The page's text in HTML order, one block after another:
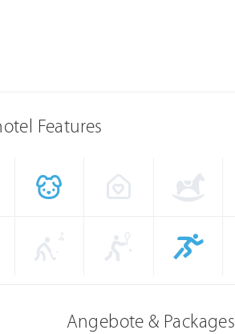
Features
Angebote & Packages